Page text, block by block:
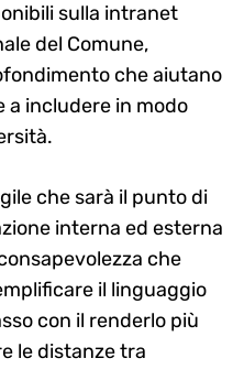
sulla intranet
del Comune,
che aiutano
a includere in modo
che sarà il punto di
interna ed esterna
che
il linguaggio
con il renderlo più
le distanze tra